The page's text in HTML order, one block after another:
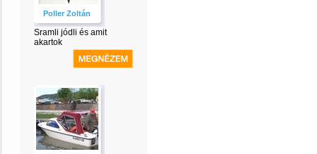
Poller Zoltán
Sramli jódli és amit
akartok